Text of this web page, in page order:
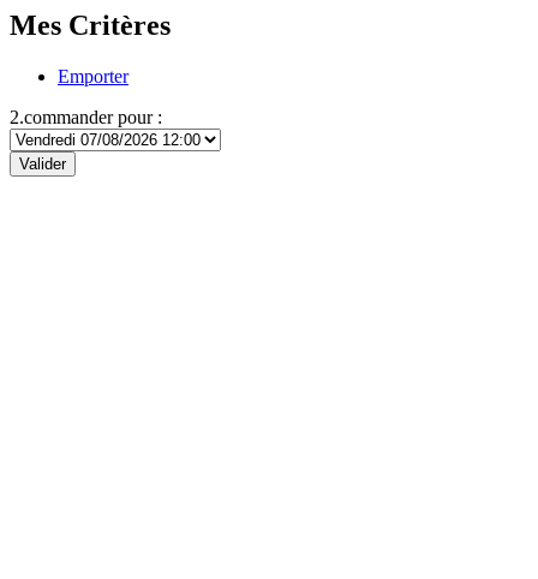
Mes Critères
Emporter
2.commander pour :
Valider